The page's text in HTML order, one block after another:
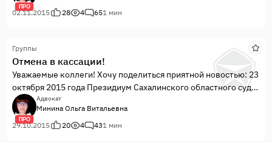
ПРО
02.11.2015
28 4 651 мин
Группы
Отмена в кассации!
Уважаемые коллеги! Хочу поделиться приятной новостью: 23
октября 2015 года Президиум Сахалинского областного суда
удовлетворил мою кассационную жалобу и отменил
апелляционное определение, которым было отменено
решение суда первой инстанции и вынесено новое решение
ПРО
Адвокат
Минина Ольга Витальевна
29.10.2015
20 4 431 мин